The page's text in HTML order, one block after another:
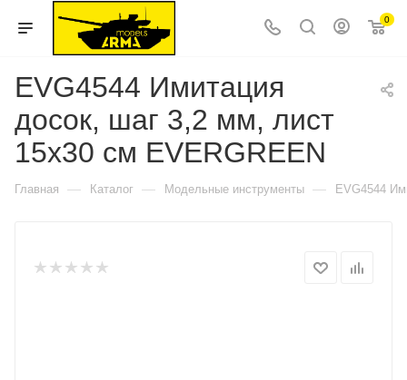
0
EVG4544 Имитация
досок, шаг 3,2 мм, лист
15х30 см EVERGREEN
Главная — Каталог — Модельные инструменты — EVG4544